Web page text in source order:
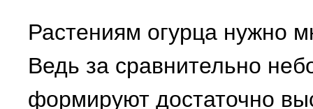
Растениям огурца нужно
Ведь за сравнительно
формируют достаточно